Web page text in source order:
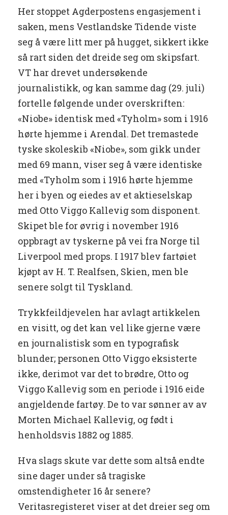
Her stoppet Agderpostens engasjement i
saken, mens Vestlandske Tidende viste
seg å være litt mer på hugget, sikkert ikke
så rart siden det dreide seg om skipsfart.
VT har drevet undersøkende
journalistikk, og kan samme dag (29. juli)
fortelle følgende under overskriften:
«Niobe» identisk med «Tyholm» som i 1916
hørte hjemme i Arendal. Det tremastede
tyske skoleskib «Niobe», som gikk under
med 69 mann, viser seg å være identiske
med «Tyholm som i 1916 hørte hjemme
her i byen og eiedes av et aktieselskap
med Otto Viggo Kallevig som disponent.
Skipet ble for øvrig i november 1916
oppbragt av tyskerne på vei fra Norge til
Liverpool med props. I 1917 blev fartøiet
kjøpt av H. T. Realfsen, Skien, men ble
senere solgt til Tyskland.
Trykkfeildjevelen har avlagt artikkelen
en visitt, og det kan vel like gjerne være
en journalistisk som en typografisk
blunder; personen Otto Viggo eksisterte
ikke, derimot var det to brødre, Otto og
Viggo Kallevig som en periode i 1916 eide
angjeldende fartøy. De to var sønner av av
Morten Michael Kallevig, og født i
henholdsvis 1882 og 1885.
Hva slags skute var dette som altså endte
sine dager under så tragiske
omstendigheter 16 år senere?
Veritasregisteret viser at det dreier seg om